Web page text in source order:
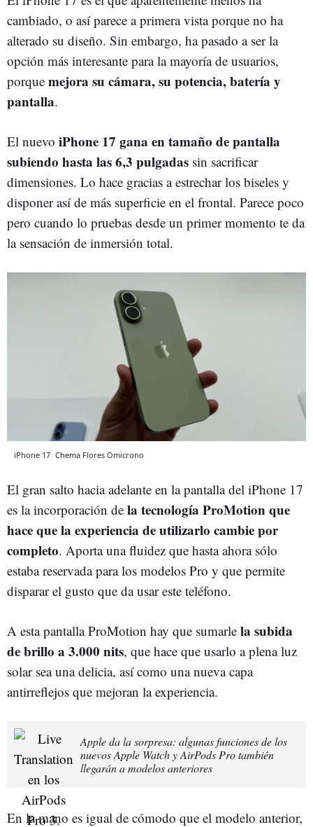
cambiado, o así parece a primera vista porque no ha
alterado su diseño. Sin embargo, ha pasado a ser la
opción más interesante para la mayoría de usuarios,
porque mejora su cámara, su potencia, batería y
pantalla.
El nuevo iPhone 17 gana en tamaño de pantalla
subiendo hasta las 6,3 pulgadas sin sacrificar
dimensiones. Lo hace gracias a estrechar los biseles y
disponer así de más superficie en el frontal. Parece poco
pero cuando lo pruebas desde un primer momento te da
la sensación de inmersión total.
iPhone 17 Chema Flores Omicrono
El gran salto hacia adelante en la pantalla del iPhone 17
es la incorporación de la tecnología ProMotion que
hace que la experiencia de utilizarlo cambie por
completo. Aporta una fluidez que hasta ahora sólo
estaba reservada para los modelos Pro y que permite
disparar el gusto que da usar este teléfono.
A esta pantalla ProMotion hay que sumarle la subida
de brillo a 3.000 nits, que hace que usarlo a plena luz
solar sea una delicia, así como una nueva capa
antirreflejos que mejoran la experiencia.
Apple da la sorpresa: algunas funciones de los
nuevos Apple Watch y AirPods Pro también
llegarán a modelos anteriores
En la mano es igual de cómodo que el modelo anterior,